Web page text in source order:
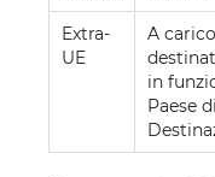
Extra-
UE
A
in
Paese di